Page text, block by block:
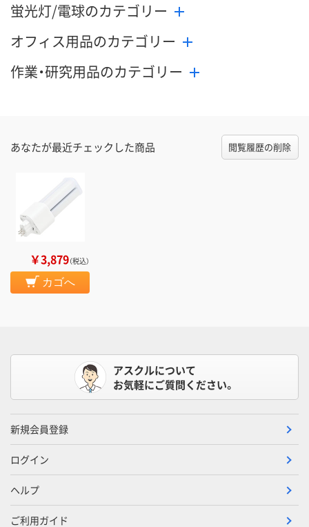
蛍光灯/電球のカテゴリー
オフィス用品のカテゴリー
作業・研究用品のカテゴリー
あなたが最近チェックした商品 閲覧履歴の削除
￥3,879（税込）
カゴへ
アスクルについて
お気軽にご質問ください。
新規会員登録
ログイン
ヘルプ
ご利用ガイド